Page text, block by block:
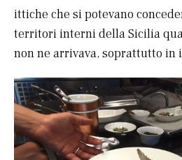
ittiche che si potevano
territori interni della Sicilia
non ne arrivava, soprattutto in